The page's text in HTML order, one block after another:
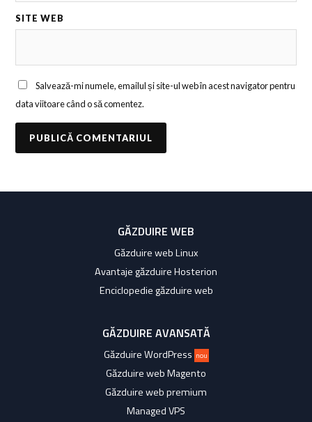
SITE WEB
Salvează-mi numele, emailul și site-ul web în acest navigator pentru
data viitoare când o să comentez.
GĂZDUIRE WEB
Găzduire web Linux
Avantaje găzduire Hosterion
Enciclopedie găzduire web
GĂZDUIRE AVANSATĂ
Găzduire WordPress nou
Găzduire web Magento
Găzduire web premium
Managed VPS